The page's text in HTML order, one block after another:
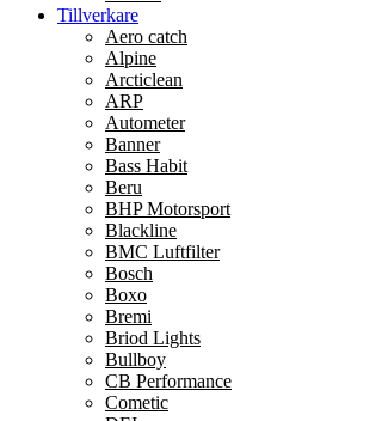
Tillverkare
Aero catch
Alpine
Arcticlean
ARP
Autometer
Banner
Bass Habit
Beru
BHP Motorsport
Blackline
BMC Luftfilter
Bosch
Boxo
Bremi
Briod Lights
Bullboy
CB Performance
Cometic